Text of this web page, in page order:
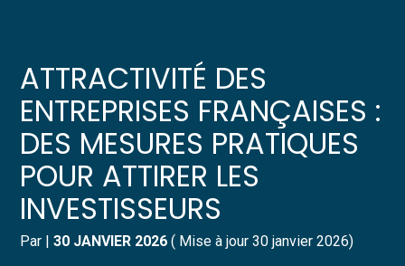
Gérer votre quotidien
Piloter votre entreprise
Développer votre entreprise
Construire votre patrimoine
Suivre votre comptabilité
Gérer vos ressources humaines
Dématérialiser vos documents
ATTRACTIVITÉ DES
ENTREPRISES FRANÇAISES :
DES MESURES PRATIQUES
POUR ATTIRER LES
INVESTISSEURS
Par |30 JANVIER 2026 ( Mise à jour 30 janvier 2026)